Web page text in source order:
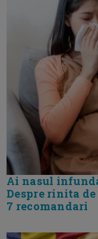
Ai nasul
Despre rinita
7 recomandari